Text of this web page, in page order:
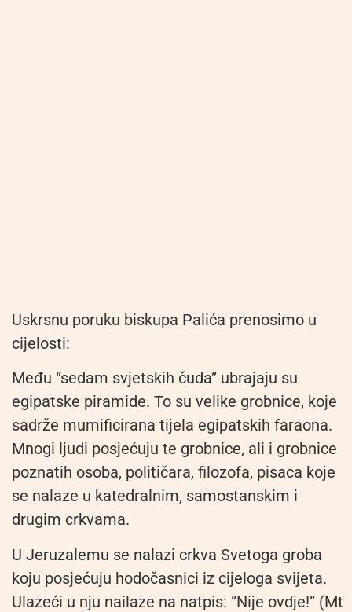
Uskrsnu poruku biskupa Palića prenosimo u
cijelosti:
Među “sedam svjetskih čuda” ubrajaju su
egipatske piramide. To su velike grobnice, koje
sadrže mumificirana tijela egipatskih faraona.
Mnogi ljudi posjećuju te grobnice, ali i grobnice
poznatih osoba, političara, filozofa, pisaca koje
se nalaze u katedralnim, samostanskim i
drugim crkvama.
U Jeruzalemu se nalazi crkva Svetoga groba
koju posjećuju hodočasnici iz cijeloga svijeta.
Ulazeći u nju nailaze na natpis: “Nije ovdje!” (Mt